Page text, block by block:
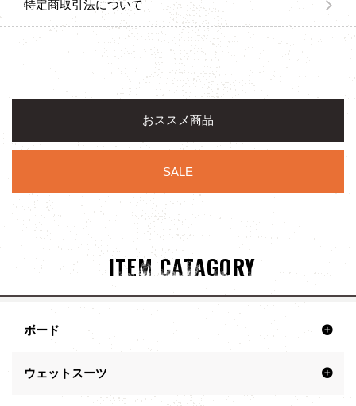
特定商取引法について
おススメ商品
SALE
ITEM CATAGORY
ボード
ウェットスーツ